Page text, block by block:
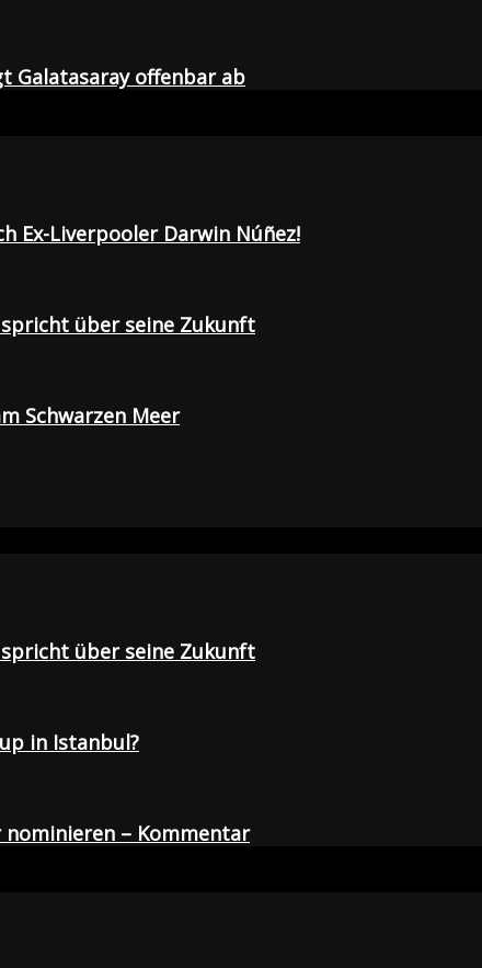
Galatasaray offenbar ab
Ex-Liverpooler Darwin Núñez!
über seine Zukunft
Schwarzen Meer
über seine Zukunft
in Istanbul?
nominieren – Kommentar